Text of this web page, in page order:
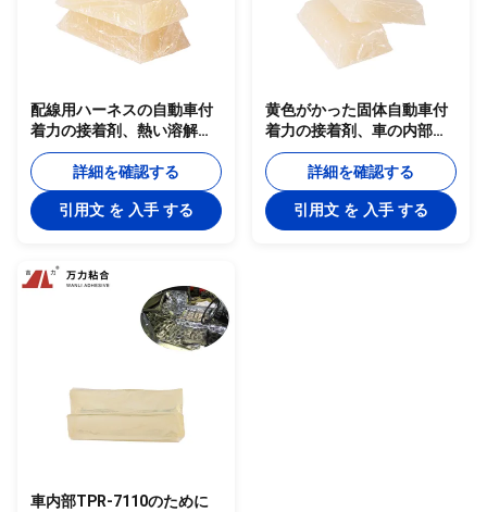
配線用ハーネスの自動車付
着力の接着剤、熱い溶解車
の鋳造物の接着剤TPR-
7306C詳細を確認する
引用文 を 入手 する
黄色がかった固体自動車付
着力の接着剤、車の内部の
トリムTPR-7212BWのため
の装飾の接着剤
詳細を確認する
引用文 を 入手 する
車内部TPR-7110のために